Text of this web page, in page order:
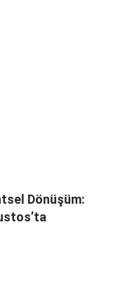
Dönüşüm: